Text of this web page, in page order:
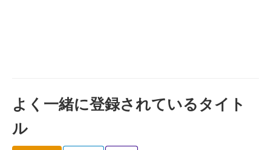
よく一緒に登録されているタイト
ル